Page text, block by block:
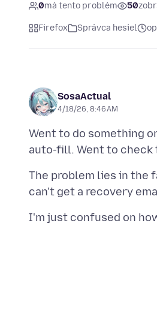
0má tento problém 50
Firefox Správca hesiel
SosaActual
4/18/26, 8:46 AM
Went to do something
The problem lies in the